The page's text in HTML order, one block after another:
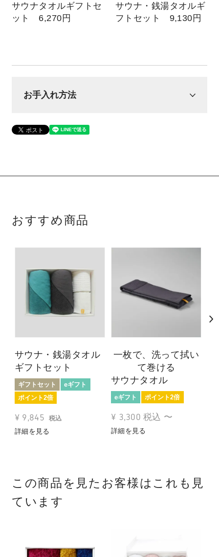
サウナタオルギフトセ
ット 6,270円
サウナ・銭湯タオルギ
フトセット 9,130円
お手入れ方法
おすすめ商品
サウナ・銭湯タオル
ギフトセット
ギフトセット
eギフト
ポイント2倍
¥ 9,845 税込
詳細を見る
一枚で、洗って拭い
て巻ける
サウナタオル
eギフト ポイント2倍
¥ 3,300 税込 〜
詳細を見る
この商品を見たお客様はこれも見
ています